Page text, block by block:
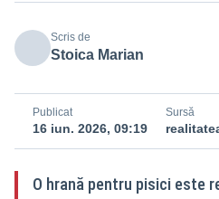
Scris de
Stoica Marian
Publicat
16 iun. 2026, 09:19
Sursă
O hrană pentru pisici este